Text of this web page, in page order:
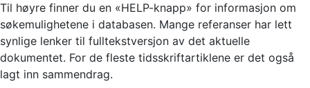
Til høyre finner du en «HELP-knapp» for informasjon om
søkemulighetene i databasen. Mange referanser har lett
synlige lenker til fulltekstversjon av det aktuelle
dokumentet. For de fleste tidsskriftartiklene er det også
lagt inn sammendrag.